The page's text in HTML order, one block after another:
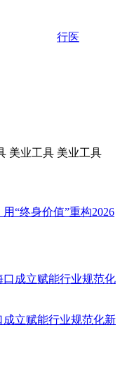
行医
美业工具 美业工具
“终身价值”重构2026
立赋能行业规范化新